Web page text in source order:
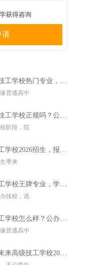
获得咨询
请
普通高中
阶段，院
季来
技校，选
普通高中